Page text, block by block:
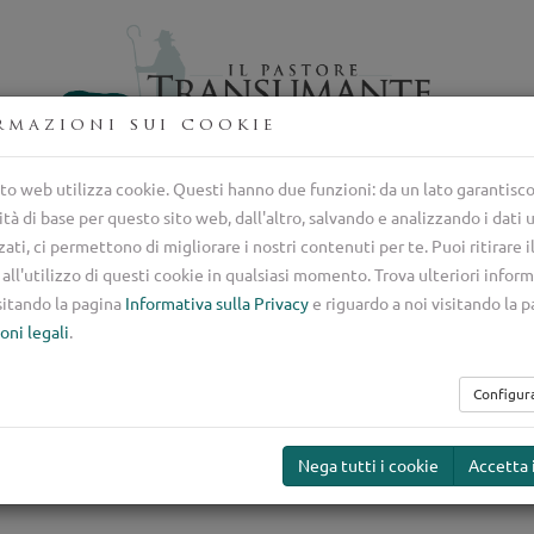
di selezione nazionale del cane da guardiania italiano
Guardiania
guardiania per
sui cookie
web utilizza cookie. Questi hanno due funzioni: da un lato
di base per questo sito web, dall'altro, salvando e analizzando i dati
ci permettono di migliorare i nostri contenuti per te. Puoi ritirare
all'utilizzo di questi cookie in qualsiasi momento. Trova ulteriori
la pagina Informativa sulla Privacye riguardo a noi visitando la
legali.
Nega tutti i cookie Accetta